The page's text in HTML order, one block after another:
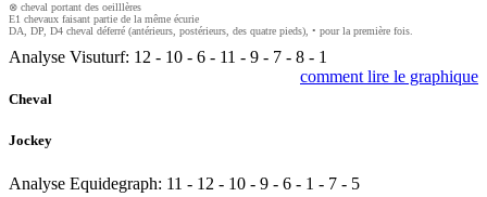
⊗ cheval portant des oeilllères
E1 chevaux faisant partie de la même écurie
DA, DP, D4 cheval déferré (antérieurs, postérieurs, des quatre pieds), • pour la première fois.
Analyse Visuturf: 12 - 10 - 6 - 11 - 9 - 7 - 8 - 1
comment lire le graphique
Cheval
Jockey
Analyse Equidegraph: 11 - 12 - 10 - 9 - 6 - 1 - 7 - 5